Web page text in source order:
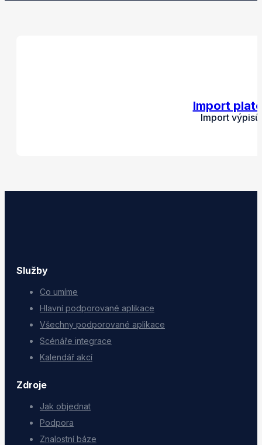
Import
Import
Služby
Co umíme
Hlavní podporované aplikace
Všechny podporované aplikace
Scénáře integrace
Kalendář akcí
Zdroje
Jak objednat
Podpora
Znalostní báze